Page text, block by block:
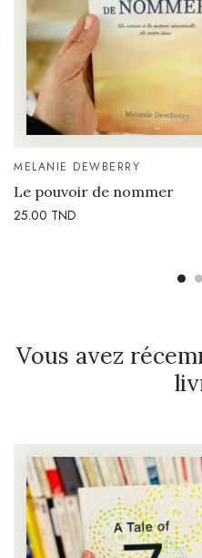
MELANIE DEWBERRY
Le pouvoir de nommer
25.00 TND
Vous avez